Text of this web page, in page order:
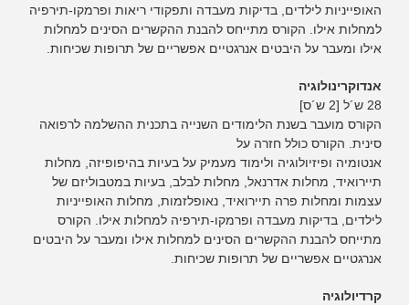
האופייניות לילדים, בדיקות מעבדה ותפקודי ריאות ופרמקו-תירפיה
למחלות אילו. הקורס מתייחס להבנת ההקשרים הסינים למחלות
אילו ומעבר על היבטים אנרגטיים אפשריים של תרופות שכיחות.
אנדוקרינולוגיה
28 ש´ל [2 ש´ס]
הקורס מועבר בשנת הלימודים השנייה בתכנית ההשלמה לרפואה
סינית. הקורס כולל חזרה על
אנטומיה ופיזיולוגיה ולימוד מעמיק על בעיות בהיפופיזה, מחלות
תיירואיד, מחלות אדרנאל, מחלות לבלב, בעיות במטבוליזם של
עצמות ומחלות פרה תיירואיד, נאופלזמות, מחלות האופייניות
לילדים, בדיקות מעבדה ופרמקו-תירפיה למחלות אילו. הקורס
מתייחס להבנת ההקשרים הסינים למחלות אילו ומעבר על היבטים
אנרגטיים אפשריים של תרופות שכיחות.
קרדיולוגיה